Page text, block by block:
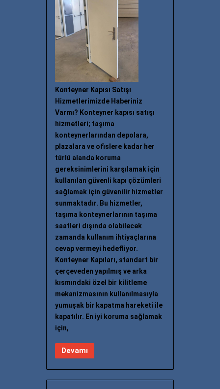
Konteyner Kapısı Satışı
Hizmetlerimizde Haberiniz
Varmı? Konteyner kapısı satışı
hizmetleri; taşıma
konteynerlarından depolara,
plazalara ve ofislere kadar her
türlü alanda koruma
gereksinimlerini karşılamak için
kullanılan güvenli kapı çözümleri
sağlamak için güvenilir hizmetler
sunmaktadır. Bu hizmetler,
taşıma konteynerlarının taşıma
saatleri dışında olabilecek
zamanda kullanım ihtiyaçlarına
cevap vermeyi hedefliyor.
Konteyner Kapıları, standart bir
çerçeveden yapılmış ve arka
kısmındaki özel bir kilitleme
mekanizmasının kullanılmasıyla
yumuşak bir kapatma hareketi ile
kapatılır. En iyi koruma sağlamak
için,
Devamı